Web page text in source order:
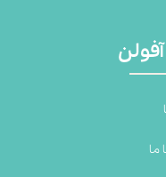
آفولن
ما